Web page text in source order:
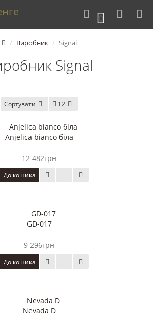
0
Виробник Signal
Signal
Сортувати 12
Anjelica bianco біла
12 482грн
До кошика
GD-017
9 296грн
До кошика
Nevada D